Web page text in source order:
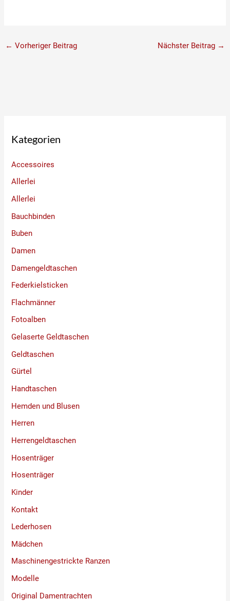
← Vorheriger Beitrag Nächster Beitrag →
Kategorien
Accessoires
Allerlei
Allerlei
Bauchbinden
Buben
Damen
Damengeldtaschen
Federkielsticken
Flachmänner
Fotoalben
Gelaserte Geldtaschen
Geldtaschen
Gürtel
Handtaschen
Hemden und Blusen
Herren
Herrengeldtaschen
Hosenträger
Hosenträger
Kinder
Kontakt
Lederhosen
Mädchen
Maschinengestrickte Ranzen
Modelle
Original Damentrachten